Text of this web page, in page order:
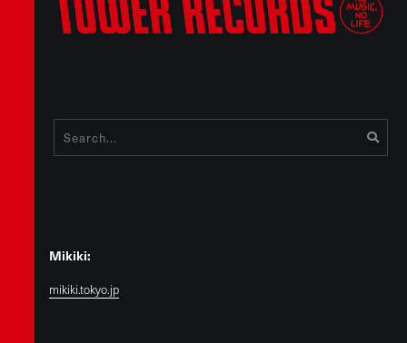
Mikiki:
mikiki.tokyo.jp